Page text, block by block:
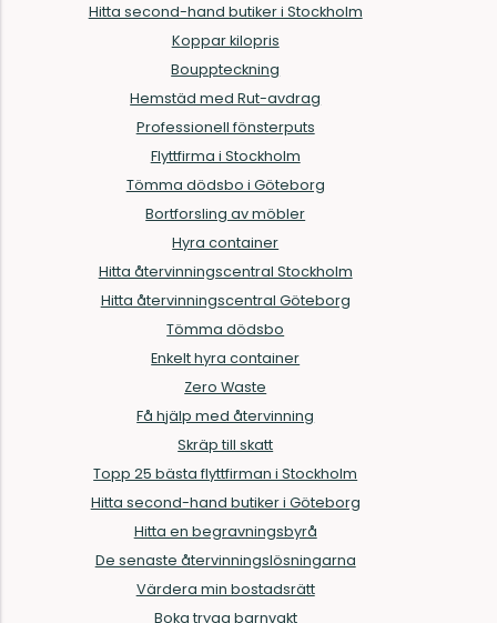
Hitta second-hand butiker i Stockholm
Koppar kilopris
Bouppteckning
Hemstäd med Rut-avdrag
Professionell fönsterputs
Flyttfirma i Stockholm
Tömma dödsbo i Göteborg
Bortforsling av möbler
Hyra container
Hitta återvinningscentral Stockholm
Hitta återvinningscentral Göteborg
Tömma dödsbo
Enkelt hyra container
Zero Waste
Få hjälp med återvinning
Skräp till skatt
Topp 25 bästa flyttfirman i Stockholm
Hitta second-hand butiker i Göteborg
Hitta en begravningsbyrå
De senaste återvinningslösningarna
Värdera min bostadsrätt
Boka trygg barnvakt